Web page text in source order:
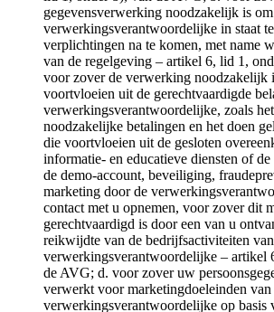
gegevensverwerking noodzakelijk is
verwerkingsverantwoordelijke in staat
verplichtingen na te komen, met name
van de regelgeving – artikel 6, lid 1,
voor zover de verwerking noodzakelijk
voortvloeien uit de gerechtvaardigde
verwerkingsverantwoordelijke, zoals
noodzakelijke betalingen en het doen
die voortvloeien uit de gesloten
informatie- en educatieve diensten of
de demo-account, beveiliging,
marketing door de
contact met u opnemen, voor zover dit
gerechtvaardigd is door een van u
reikwijdte van de bedrijfsactiviteiten
verwerkingsverantwoordelijke – artikel
de AVG; d. voor zover uw
verwerkt voor marketingdoeleinden van
verwerkingsverantwoordelijke op basis